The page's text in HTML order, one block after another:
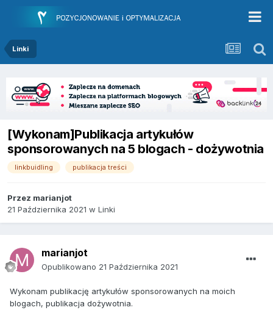
Linki
[Wykonam]Publikacja artykułów
sponsorowanych na 5 blogach - dożywotnia
linkbuidling publikacja treści
Przez marianjot
21 Października 2021 w Linki
marianjot
Opublikowano 21 Października 2021
Wykonam publikację artykułów sponsorowanych na moich
blogach, publikacja dożywotnia.